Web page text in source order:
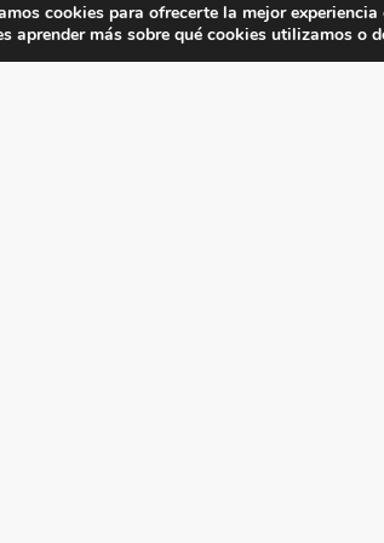
cookies para ofrecerte la mejor experiencia
aprender más sobre qué cookies utilizamos o